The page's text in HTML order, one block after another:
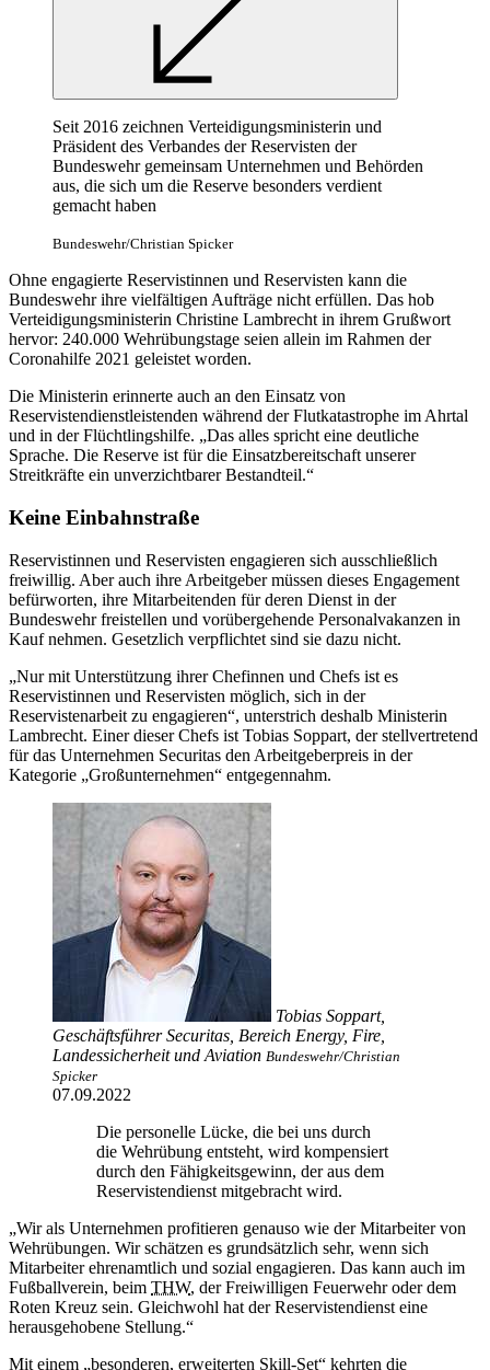
Seit 2016 zeichnen Verteidigungsministerin und
Präsident des Verbandes der Reservisten der
Bundeswehr gemeinsam Unternehmen und Behörden
aus, die sich um die Reserve besonders verdient
gemacht haben
Bundeswehr/Christian Spicker
Ohne engagierte Reservistinnen und Reservisten kann die
Bundeswehr ihre vielfältigen Aufträge nicht erfüllen. Das hob
Verteidigungsministerin Christine Lambrecht in ihrem Grußwort
hervor: 240.000 Wehrübungstage seien allein im Rahmen der
Coronahilfe 2021 geleistet worden.
Die Ministerin erinnerte auch an den Einsatz von
Reservistendienstleistenden während der Flutkatastrophe im Ahrtal
und in der Flüchtlingshilfe. „Das alles spricht eine deutliche
Sprache. Die Reserve ist für die Einsatzbereitschaft unserer
Streitkräfte ein unverzichtbarer Bestandteil.“
Keine Einbahnstraße
Reservistinnen und Reservisten engagieren sich ausschließlich
freiwillig. Aber auch ihre Arbeitgeber müssen dieses Engagement
befürworten, ihre Mitarbeitenden für deren Dienst in der
Bundeswehr freistellen und vorübergehende Personalvakanzen in
Kauf nehmen. Gesetzlich verpflichtet sind sie dazu nicht.
„Nur mit Unterstützung ihrer Chefinnen und Chefs ist es
Reservistinnen und Reservisten möglich, sich in der
Reservistenarbeit zu engagieren“, unterstrich deshalb Ministerin
Lambrecht. Einer dieser Chefs ist Tobias Soppart, der stellvertretend
für das Unternehmen Securitas den Arbeitgeberpreis in der
Kategorie „Großunternehmen“ entgegennahm.
Tobias Soppart,
Geschäftsführer Securitas, Bereich Energy, Fire,
Landessicherheit und Aviation Bundeswehr/Christian
Spicker
07.09.2022
Die personelle Lücke, die bei uns durch
die Wehrübung entsteht, wird kompensiert
durch den Fähigkeitsgewinn, der aus dem
Reservistendienst mitgebracht wird.
„Wir als Unternehmen profitieren genauso wie der Mitarbeiter von
Wehrübungen. Wir schätzen es grundsätzlich sehr, wenn sich
Mitarbeiter ehrenamtlich und sozial engagieren. Das kann auch im
Fußballverein, beim THW, der Freiwilligen Feuerwehr oder dem
Roten Kreuz sein. Gleichwohl hat der Reservistendienst eine
herausgehobene Stellung.“
Mit einem „besonderen, erweiterten Skill-Set“ kehrten die